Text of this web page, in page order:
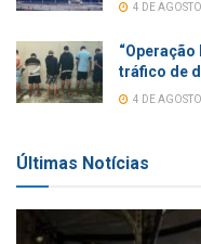
4 DE
tráfico de
4 DE
Últimas Notícias